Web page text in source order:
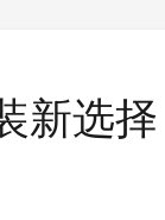
新选